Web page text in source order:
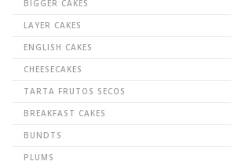
BIGGER CAKES
LAYER CAKES
ENGLISH CAKES
CHEESECAKES
TARTA FRUTOS SECOS
BREAKFAST CAKES
BUNDTS
PLUMS